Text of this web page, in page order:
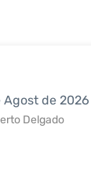
Agost de 2026
Delgado